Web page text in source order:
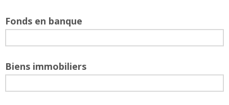
Fonds en banque
Biens immobiliers